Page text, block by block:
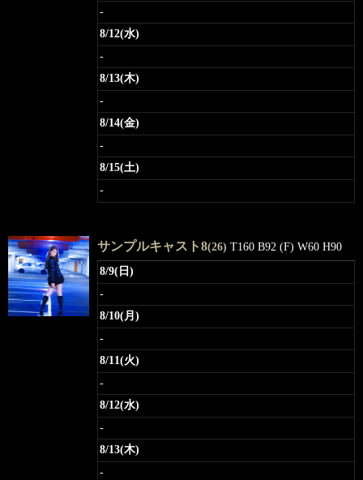
-
8/12(水)
-
8/13(木)
-
8/14(金)
-
8/15(土)
-
サンプルキャスト8(26) T160 B92 (F) W60 H90
8/9(日)
-
8/10(月)
-
8/11(火)
-
8/12(水)
-
8/13(木)
-